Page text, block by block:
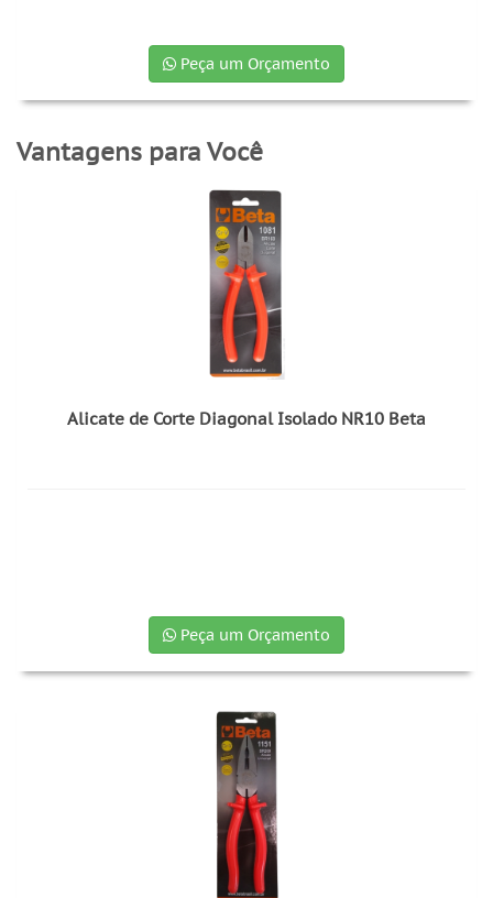
Peça um Orçamento
Vantagens para Você
Alicate de Corte Diagonal Isolado NR10 Beta
Peça um Orçamento